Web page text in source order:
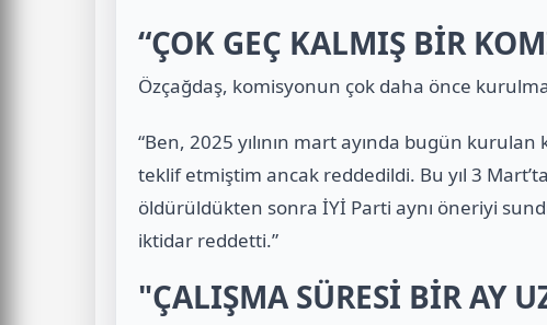
“ÇOK GEÇ KALMIŞ BİR
Özçağdaş, komisyonun çok daha önce
“Ben, 2025 yılının mart ayında bugün kurulan
teklif etmiştim ancak reddedildi. Bu yıl 3
öldürüldükten sonra İYİ Parti aynı öneriyi
iktidar reddetti.”
"ÇALIŞMA SÜRESİ BİR AY